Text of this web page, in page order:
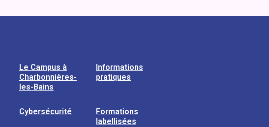
Le Campus à
Charbonnières-
les-Bains
Informations
pratiques
Cybersécurité
Formations
labellisées